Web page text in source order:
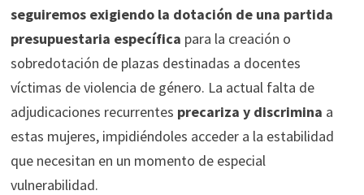
seguiremos exigiendo la dotación de una partida
presupuestaria específica para la creación o
sobredotación de plazas destinadas a docentes
víctimas de violencia de género. La actual falta de
adjudicaciones recurrentes precariza y discrimina a
estas mujeres, impidiéndoles acceder a la estabilidad
que necesitan en un momento de especial
vulnerabilidad.